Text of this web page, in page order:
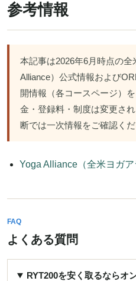
参考情報
本記事は2026年6月時点の
Alliance）公式情報および
開情報（各コースページ）
金・登録料・制度は変更さ
断では一次情報をご確認くだ
Yoga Alliance（全米ヨガア
FAQ
よくある質問
RYT200を安く取るならオ